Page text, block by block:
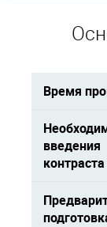
Время
введения
контраста